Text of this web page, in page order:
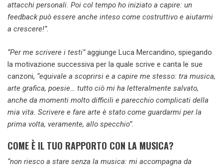
attacchi personali. Poi col tempo ho iniziato a capire: un
feedback può essere anche inteso come costruttivo e aiutarmi
a crescere!”.
“Per me scrivere i testi”aggiunge Luca Mercandino, spiegando
la motivazione successiva per la quale scrive e canta le sue
canzoni, “equivale a scoprirsi e a capire me stesso: tra musica,
arte grafica, poesie… tutto ciò mi ha letteralmente salvato,
anche da momenti molto difficili e parecchio complicati della
mia vita. Scrivere e fare arte è stato come guardarmi per la
prima volta, veramente, allo specchio”.
COME È IL TUO RAPPORTO CON LA MUSICA?
“non riesco a stare senza la musica: mi accompagna da